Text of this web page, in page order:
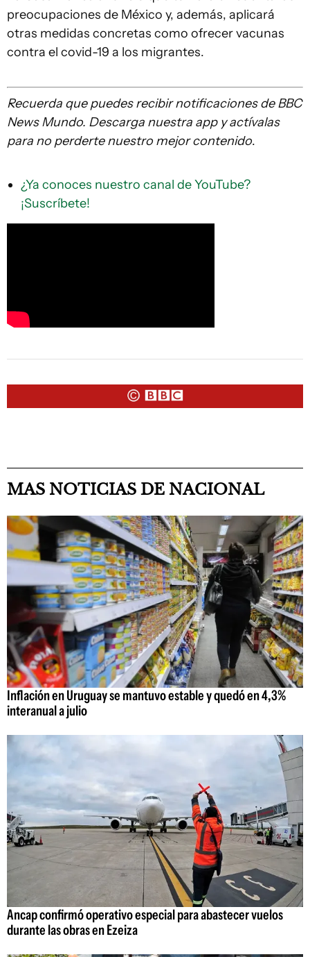
preocupaciones de México y, además, aplicará
otras medidas concretas como ofrecer vacunas
contra el covid-19 a los migrantes.
Recuerda quepuedes recibir notificaciones de BBC
News Mundo. Descarga nuestra app y actívalas
para no perderte nuestro mejor contenido.
¿Ya conoces nuestro canal de YouTube?
¡Suscríbete!
MAS NOTICIAS DE NACIONAL
Inflación en Uruguay se mantuvo estable y quedó en 4,3%
interanual a julio
Ancap confirmó operativo especial para abastecer vuelos
durante las obras en Ezeiza